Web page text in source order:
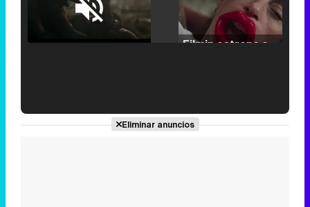
Unmute /
Loaded:
25.30%
'120 Minutos' celebra sus 2.000 programas en Telemadrid con un vídeo del día a día en la redacción
Eliminar anuncios